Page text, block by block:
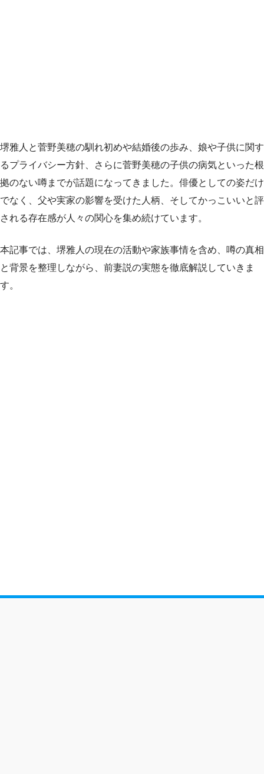
堺雅人と菅野美穂の馴れ初めや結婚後の歩み、娘や子供に関す
るプライバシー方針、さらに菅野美穂の子供の病気といった根
拠のない噂までが話題になってきました。俳優としての姿だけ
でなく、父や実家の影響を受けた人柄、そしてかっこいいと評
される存在感が人々の関心を集め続けています。
本記事では、堺雅人の現在の活動や家族事情を含め、噂の真相
と背景を整理しながら、前妻説の実態を徹底解説していきま
す。